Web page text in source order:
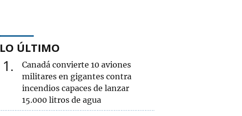
LO ÚLTIMO
1
Canadá convierte 10 aviones
militares en gigantes contra
incendios capaces de lanzar
15.000 litros de agua